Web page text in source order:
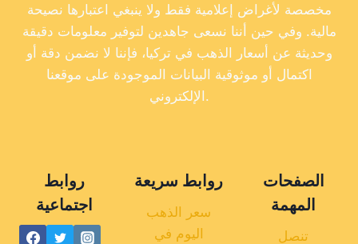
مخصصة لأغراض إعلامية فقط ولا ينبغي اعتبارها نصيحة
مالية. وفي حين أننا نسعى جاهدين لتوفير معلومات دقيقة
وحديثة عن أسعار الذهب في تركيا، فإننا لا نضمن دقة أو
اكتمال أو موثوقية البيانات الموجودة على موقعنا
الإلكتروني.
روابط
اجتماعية
روابط سريعة
سعر الذهب
اليوم في
الصفحات
المهمة
تنصل